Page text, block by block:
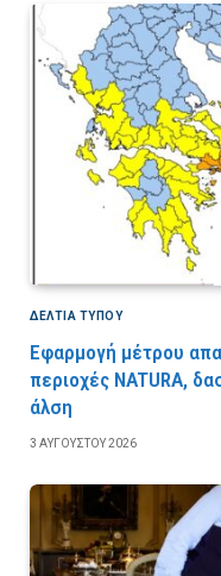
ΔΕΛΤΙΑ ΤΥΠΟΥ
Εφαρμογή μέτρου
περιοχές NATURA,
άλση
3 ΑΥΓΟΎΣΤΟΥ 2026